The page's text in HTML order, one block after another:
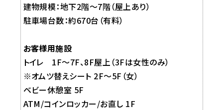
建物規模：地下2階～7階（屋上あり）
駐車場台数：約670台（有料）
お客様用施設
トイレ 1F～7F、8F屋上（3Fは女性のみ）
※オムツ替えシート 2F～5F（女）
ベビー休憩室 5F
ATM/コインロッカー/お直し 1F